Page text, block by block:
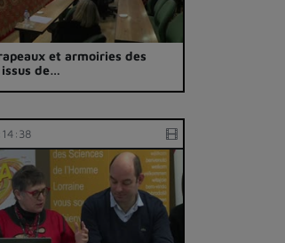
et armoiries des
issus de…